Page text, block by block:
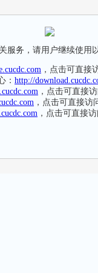
服务，请用户继续使用
，点击可直接
： http://
，点击可直接访
，点击可直接访
，点击可直接访